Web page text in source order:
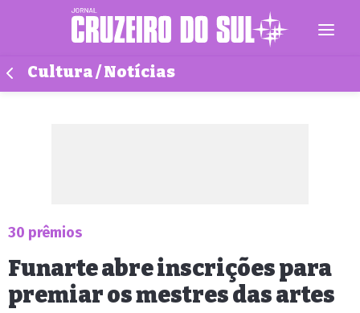
Cultura / Notícias
30 prêmios
Funarte abre inscrições para
premiar os mestres das artes